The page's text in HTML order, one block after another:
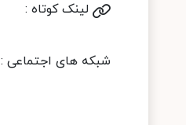
لینک کوتاه :
شبکه های اجتماعی :